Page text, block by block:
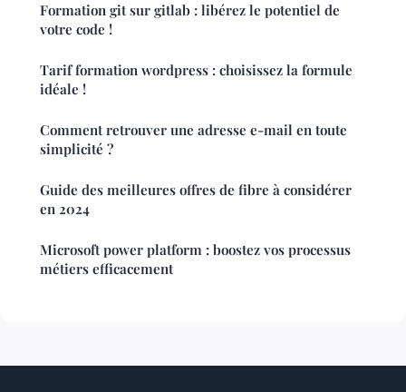
Formation git sur gitlab : libérez le potentiel de
votre code !
Tarif formation wordpress : choisissez la formule
idéale !
Comment retrouver une adresse e-mail en toute
simplicité ?
Guide des meilleures offres de fibre à considérer
en 2024
Microsoft power platform : boostez vos processus
métiers efficacement